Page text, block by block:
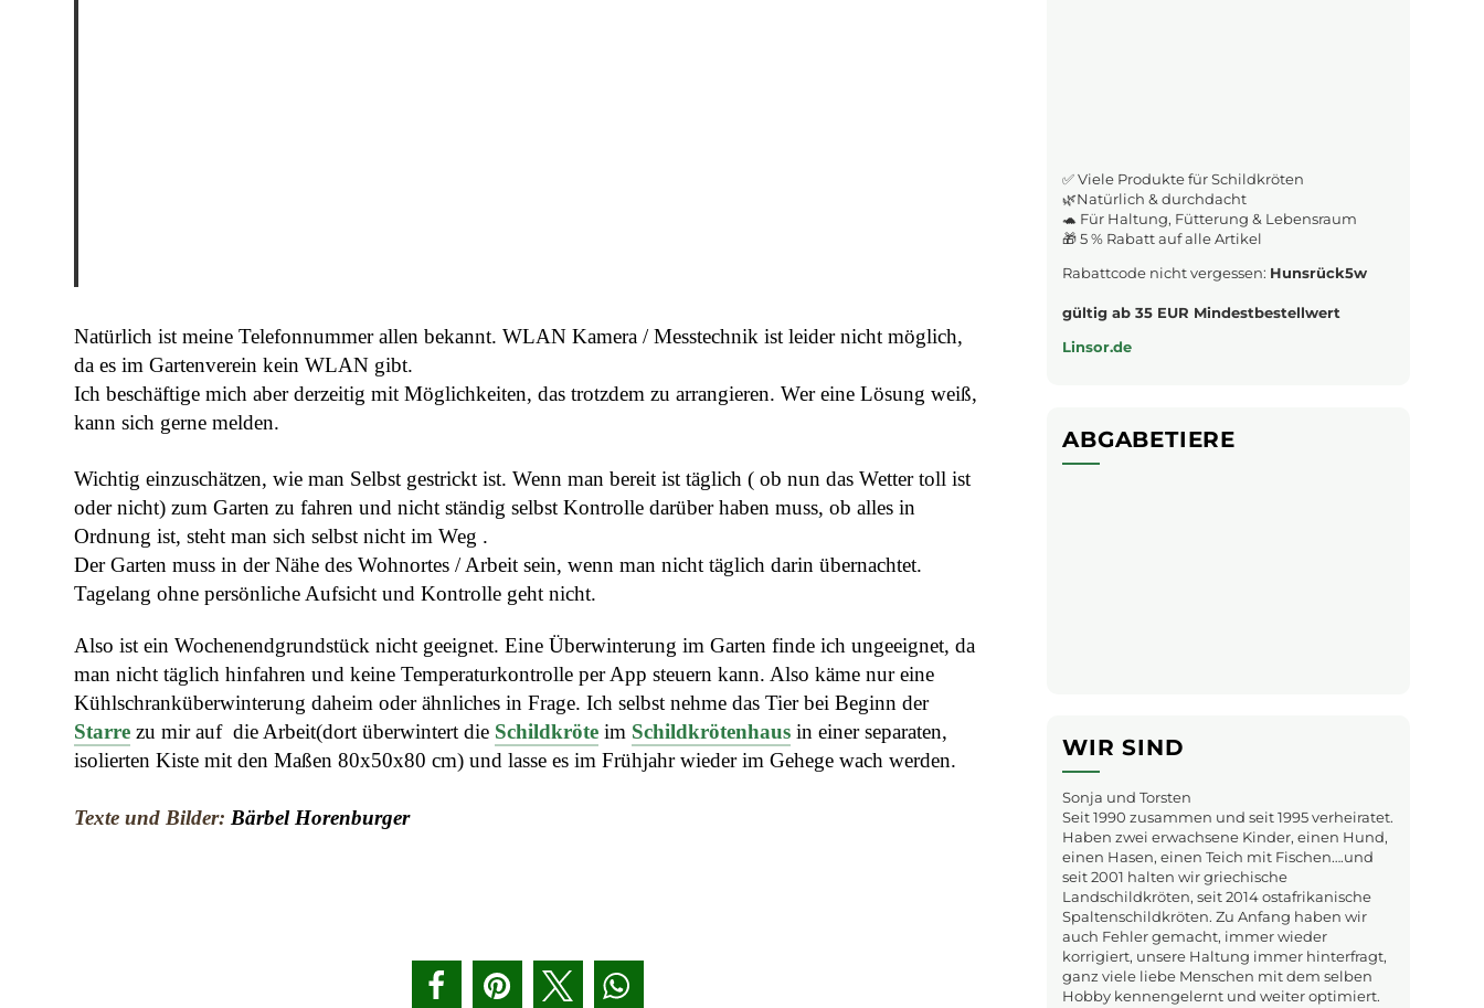
Natürlich ist meine Telefonnummer allen bekannt. WLAN Kamera / Messtechnik ist leider nicht möglich,
da es im Gartenverein kein WLAN gibt.
Ich beschäftige mich aber derzeitig mit Möglichkeiten, das trotzdem zu arrangieren. Wer eine Lösung weiß,
kann sich gerne melden.
Wichtig einzuschätzen, wie man Selbst gestrickt ist. Wenn man bereit ist täglich ( ob nun das Wetter toll ist
oder nicht) zum Garten zu fahren und nicht ständig selbst Kontrolle darüber haben muss, ob alles in
Ordnung ist, steht man sich selbst nicht im Weg .
Der Garten muss in der Nähe des Wohnortes / Arbeit sein, wenn man nicht täglich darin übernachtet.
Tagelang ohne persönliche Aufsicht und Kontrolle geht nicht.
Also ist ein Wochenendgrundstück nicht geeignet. Eine Überwinterung im Garten finde ich ungeeignet, da
man nicht täglich hinfahren und keine Temperaturkontrolle per App steuern kann. Also käme nur eine
Kühlschranküberwinterung daheim oder ähnliches in Frage. Ich selbst nehme das Tier bei Beginn der
Starre zu mir auf die Arbeit(dort überwintert die Schildkröte im Schildkrötenhaus in einer separaten,
isolierten Kiste mit den Maßen 80x50x80 cm) und lasse es im Frühjahr wieder im Gehege wach werden.
Texte und Bilder: Bärbel Horenburger
✅ Viele Produkte für Schildkröten
🌿Natürlich & durchdacht
🐢 Für Haltung, Fütterung & Lebensraum
🎁 5 % Rabatt auf alle Artikel
Rabattcode nicht vergessen: Hunsrück5w
gültig ab 35 EUR Mindestbestellwert
Linsor.de
ABGABETIERE
WIR SIND
Sonja und Torsten
Seit 1990 zusammen und seit 1995 verheiratet.
Haben zwei erwachsene Kinder, einen Hund,
einen Hasen, einen Teich mit Fischen….und
seit 2001 halten wir griechische
Landschildkröten, seit 2014 ostafrikanische
Spaltenschildkröten. Zu Anfang haben wir
auch Fehler gemacht, immer wieder
korrigiert, unsere Haltung immer hinterfragt,
ganz viele liebe Menschen mit dem selben
Hobby kennengelernt und weiter optimiert.